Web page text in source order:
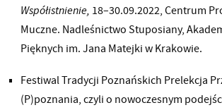
Współistnienie, 18–30.09.2022, Centrum
Muczne. Nadleśnictwo Stuposiany,
Pięknych im. Jana Matejki w Krakowie.
Festiwal Tradycji Poznańskich Prelekcja
(P)poznania, czyli o nowoczesnym